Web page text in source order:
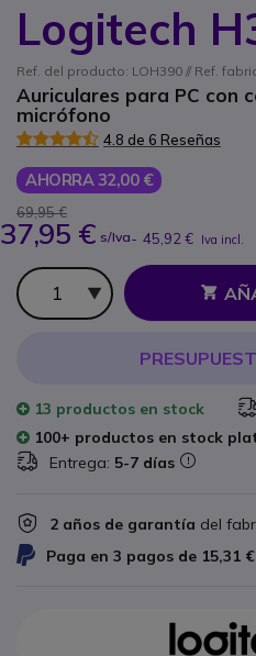
Logitech
Ref. del producto: LOH390 // Ref.
Auriculares para PC con
micrófono
4.8 de 6 Reseñas
AHORRA 32,00 €
69,95 €
37,95 € s/Iva- 45,92 € Iva incl.
Cantidad
13 productos en stock
100+ productos en stock
Entrega: 5-7 días
2 años de garantía del
Paga en 3 pagos de 15,31 €
Saltar al comienzo de la galería